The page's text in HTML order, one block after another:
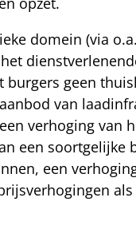
domein (via
geen
van
verhoging van
een soortgelijke
een
als